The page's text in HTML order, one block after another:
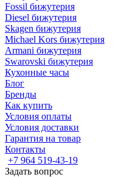
Fossil бижутерия
Diesel бижутерия
Skagen бижутерия
Michael Kors бижутерия
Armani бижутерия
Swarovski бижутерия
Кухонные часы
Блог
Бренды
Как купить
Условия оплаты
Условия доставки
Гарантия на товар
Контакты
+7 964 519-43-19
Задать вопрос